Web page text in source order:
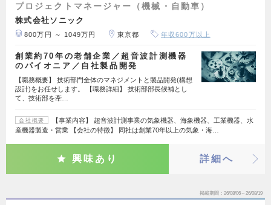
プロジェクトマネージャー（機械・自動車）
株式会社ソニック
800万円 ～ 1049万円 東京都 年収600万以上
創業約70年の老舗企業／超音波計測機器
のパイオニア／自社製品開発
【職務概要】 技術部門全体のマネジメントと製品開発(構想
設計)をお任せします。 【職務詳細】 技術部部長候補とし
て、技術部を牽…
会社概要
【事業内容】 超音波計測事業の気象機器、海象機器、工業機器、水
産機器製造・営業 【会社の特徴】 同社は創業70年以上の気象・海…
興味あり 詳細へ
掲載期間 26/08/06～26/08/19